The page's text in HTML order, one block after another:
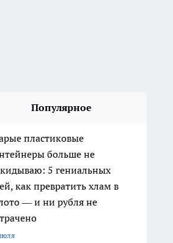
Популярное
пластиковые
больше не
5 гениальных
как превратить хлам в
— и ни рубля не